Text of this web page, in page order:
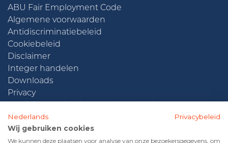
ABU Fair Employment Code
Algemene voorwaarden
Antidiscriminatiebeleid
Cookiebeleid
Disclaimer
Integer handelen
Downloads
Privacy
Nederlands
Privacybeleid
Wij gebruiken cookies
We kunnen deze plaatsen voor analyse van onze bezoekersgegevens, om